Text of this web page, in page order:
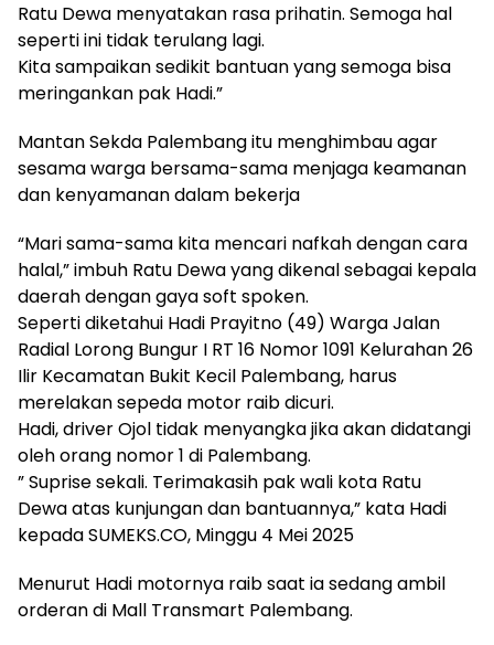
Ratu Dewa menyatakan rasa prihatin. Semoga hal
seperti ini tidak terulang lagi.
Kita sampaikan sedikit bantuan yang semoga bisa
meringankan pak Hadi.”
Mantan Sekda Palembang itu menghimbau agar
sesama warga bersama-sama menjaga keamanan
dan kenyamanan dalam bekerja
“Mari sama-sama kita mencari nafkah dengan cara
halal,” imbuh Ratu Dewa yang dikenal sebagai kepala
daerah dengan gaya soft spoken.
Seperti diketahui Hadi Prayitno (49) Warga Jalan
Radial Lorong Bungur I RT 16 Nomor 1091 Kelurahan 26
Ilir Kecamatan Bukit Kecil Palembang, harus
merelakan sepeda motor raib dicuri.
Hadi, driver Ojol tidak menyangka jika akan didatangi
oleh orang nomor 1 di Palembang.
” Suprise sekali. Terimakasih pak wali kota Ratu
Dewa atas kunjungan dan bantuannya,” kata Hadi
kepada SUMEKS.CO, Minggu 4 Mei 2025
Menurut Hadi motornya raib saat ia sedang ambil
orderan di Mall Transmart Palembang.